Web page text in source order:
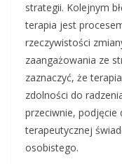
strategii. Kolejnym
terapia jest
rzeczywistości
zaangażowania ze
zaznaczyć, że
zdolności do
przeciwnie, podjęcie
terapeutycznej
osobistego.